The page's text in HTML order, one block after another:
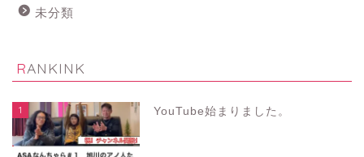
未分類
RANKINK
1 YouTube始まりました。